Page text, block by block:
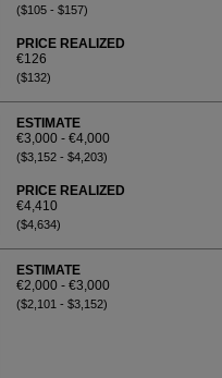
($105 - $157)
PRICE REALIZED
€126
($132)
ESTIMATE
€3,000 - €4,000
($3,152 - $4,203)
PRICE REALIZED
€4,410
($4,634)
ESTIMATE
€2,000 - €3,000
($2,101 - $3,152)